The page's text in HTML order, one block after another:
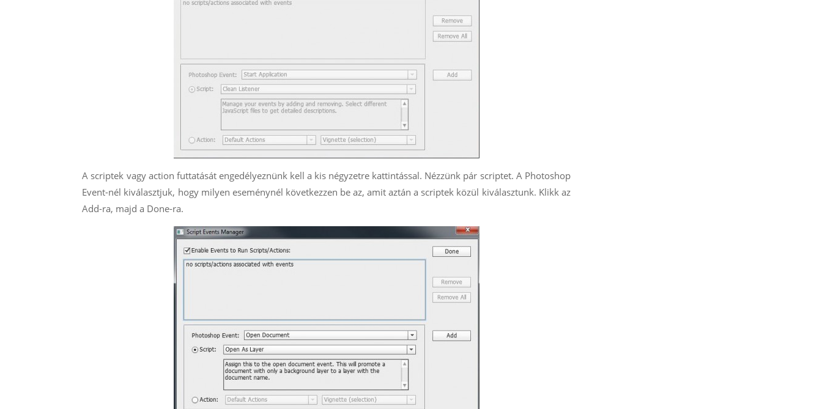
A scriptek vagy action futtatását engedélyeznünk kell a kis négyzetre kattintással. Nézzünk pár scriptet. A Photoshop
Event-nél kiválasztjuk, hogy milyen eseménynél következzen be az, amit aztán a scriptek közül kiválasztunk. Klikk az
Add-ra, majd a Done-ra.